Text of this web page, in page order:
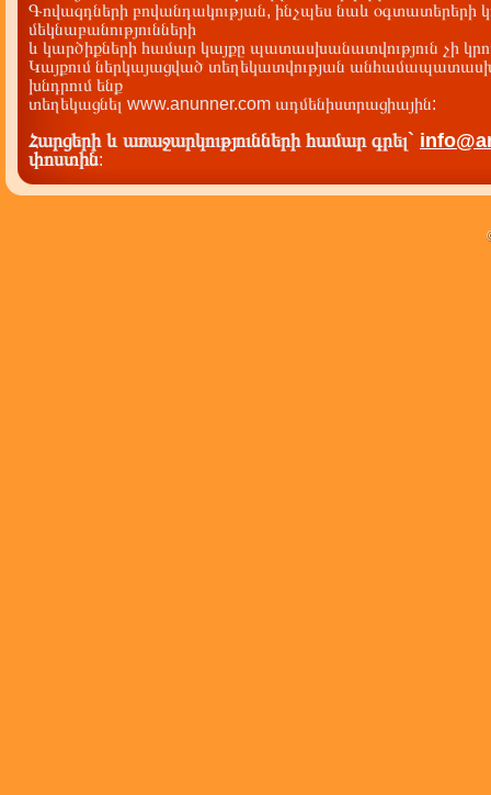
Գովազդների բովանդակության, ինչպես նաև օգտատերերի
մեկնաբանությունների
և կարծիքների համար կայքը պատասխանատվություն չի
Կայքում ներկայացված տեղեկատվության
խնդրում ենք
տեղեկացնել www.anunner.com ադմենիստրացիային:
Հարցերի և առաջարկությունների համար գրել`
փոստին: